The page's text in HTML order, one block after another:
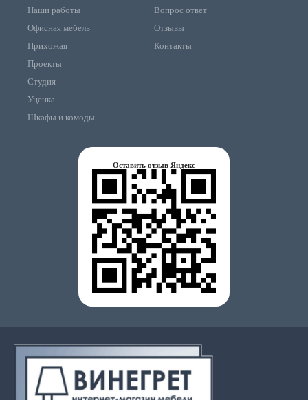
Наши работы
Офисная мебель
Прихожая
Проекты
Студия
Уценка
Шкафы и комоды
Вопрос ответ
Отзывы
Контакты
Оставить отзыв Яндекс